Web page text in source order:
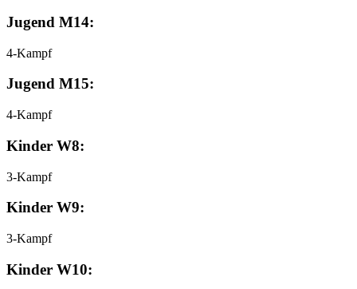
Jugend M14:
4-Kampf
Jugend M15:
4-Kampf
Kinder W8:
3-Kampf
Kinder W9:
3-Kampf
Kinder W10: